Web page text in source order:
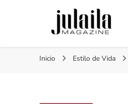
Julaila
Inicio Estilo de Vida